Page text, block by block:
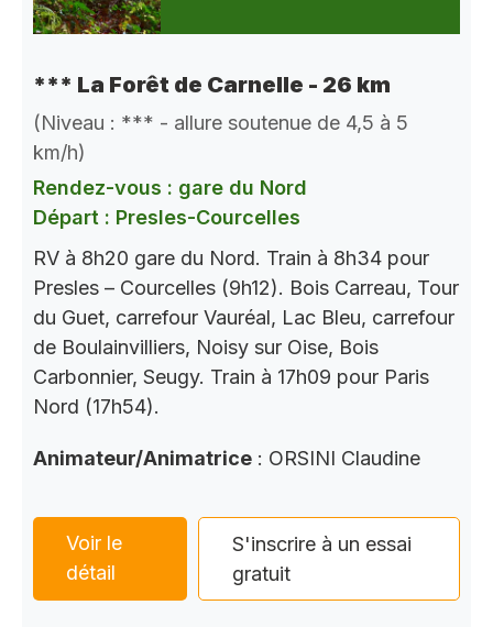
*** La Forêt de Carnelle - 26 km
(Niveau : *** - allure soutenue de 4,5 à 5
km/h)
Rendez-vous : gare du Nord
Départ : Presles-Courcelles
RV à 8h20 gare du Nord. Train à 8h34 pour
Presles – Courcelles (9h12). Bois Carreau, Tour
du Guet, carrefour Vauréal, Lac Bleu, carrefour
de Boulainvilliers, Noisy sur Oise, Bois
Carbonnier, Seugy. Train à 17h09 pour Paris
Nord (17h54).
Animateur/Animatrice : ORSINI Claudine
Voir le
détail
S'inscrire à un essai
gratuit